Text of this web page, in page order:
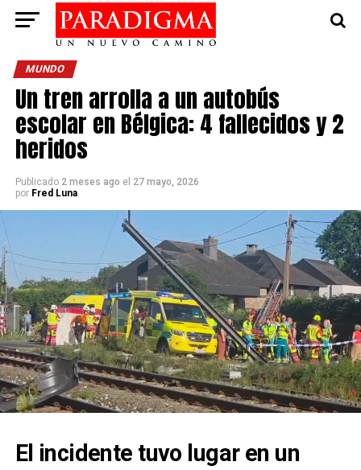
MUNDO
Un tren arrolla a un autobús
escolar en Bélgica: 4 fallecidos y 2
heridos
Publicado 2 meses ago el 27 mayo, 2026
por Fred Luna
El incidente tuvo lugar en un